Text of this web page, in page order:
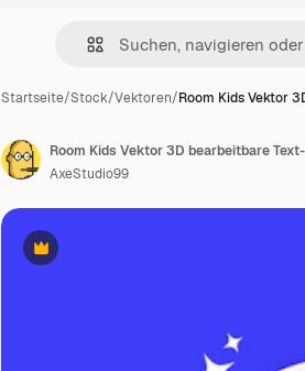
Startseite/Stock/Vektoren/Room Kids Vektor
Premium
Room Kids Vektor 3D bearbeitbare
AxeStudio99